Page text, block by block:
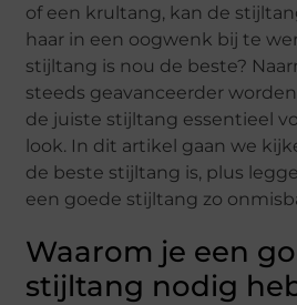
of een krultang, kan de
haar in een oogwenk bij te
stijltang is nou de beste?
steeds geavanceerder
de juiste stijltang essentieel
look. In dit artikel gaan we
de beste stijltang is, plus
een goede stijltang zo
Waarom je een
stijltang nodig